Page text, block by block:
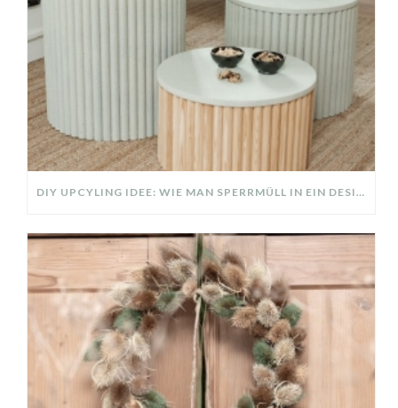
DIY UPCYLING IDEE: WIE MAN SPERRMÜLL IN EIN DESIGNER TEIL VERWANDELT